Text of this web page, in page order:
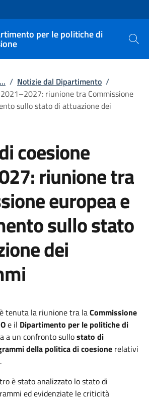
per le politiche di
Cerca
... / Notizie dal Dipartimento /
riunione tra Commissione
sullo stato di attuazione dei
coesione
riunione tra
europea e
sullo stato
dei
tenuta la riunione tra laCommissione
e il Dipartimento per le politiche di
a un confronto sullostato di
della politica di coesione relativi
è stato analizzato lo stato di
ed evidenziate le criticità